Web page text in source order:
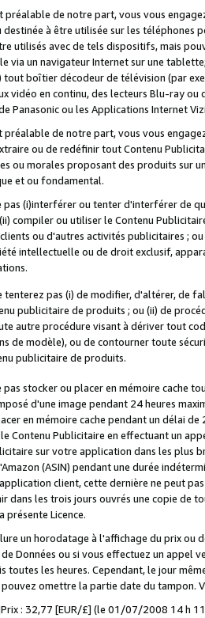
préalable de notre part, vous vous
à être utilisée sur les téléphones
utilisés avec de tels dispositifs, mais
via un navigateur Internet sur une
tout boîtier décodeur de télévision (par
vidéo en continu, des lecteurs Blu-ray
Panasonic ou les Applications Internet
de notre part, vous vous
ou de redéfinir tout Contenu
ou morales proposant des produits sur
et ou fondamental.
pas (i)interférer ou tenter d'interférer de
(ii) compiler ou utiliser le Contenu
ou d'autres activités publicitaires ;
intellectuelle ou de droit exclusif,
tenterez pas (i) de modifier, d'altérer, de
publicitaire de produits ; ou (ii) de
autre procédure visant à dériver tout
de modèle), ou de contourner toute
publicitaire de produits.
pas stocker ou placer en mémoire cache
d'une image pendant 24 heures
en mémoire cache pendant un délai
Contenu Publicitaire en effectuant un
sur votre application dans les plus
(ASIN) pendant une durée
client, cette dernière ne peut
dans les trois jours ouvrés une copie de
présente Licence.
un horodatage à l'affichage du prix
Données ou si vous effectuez un appel
toutes les heures. Cependant, le jour
omettre la partie date du tampon.
: 32,77 [EUR/£] (le 01/07/2008 14 h